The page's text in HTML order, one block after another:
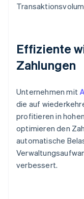
Effiziente
Zahlungen
Unternehmen mit
die auf
profitieren in
optimieren den
automatische
verbessert.